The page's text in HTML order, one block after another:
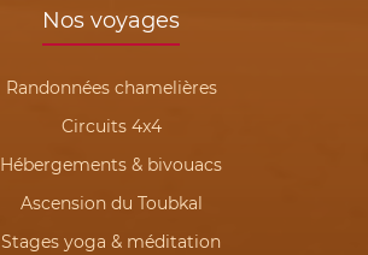
Nos voyages
Randonnées chamelières
Circuits 4x4
Hébergements & bivouacs
Ascension du Toubkal
Stages yoga & méditation